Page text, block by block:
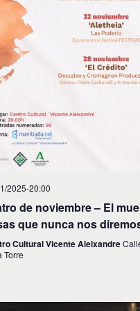
2025-20:00
de noviembre – El
que nunca nos
Cultural Vicente Aleixandre
Torre